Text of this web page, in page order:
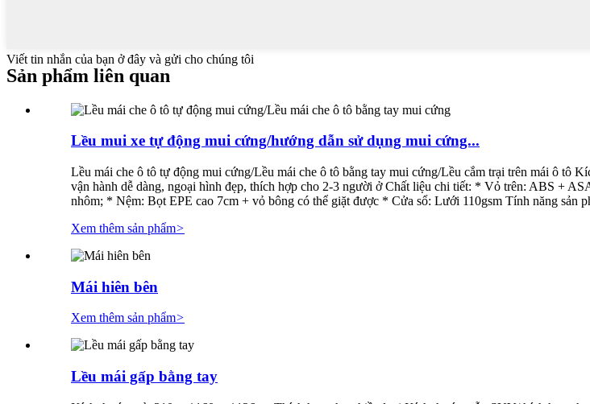
Viết tin nhắn của bạn ở đây và gửi cho chúng tôi
Sản phẩm liên quan
Lều mui xe tự động mui cứng/hướng dẫn sử dụng mui cứng...
Lều mái che ô tô tự động mui cứng/Lều mái che ô tô bằng tay mui cứng/Lều cắm trại trên mái ô tô
vận hành dễ dàng, ngoại hình đẹp, thích hợp cho 2-3 người ở Chất liệu chi tiết: * Vỏ trên: ABS +
nhôm; * Nệm: Bọt EPE cao 7cm + vỏ bông có thể giặt được * Cửa sổ: Lưới 110gsm Tính năng sản
Xem thêm sản phẩm>
Mái hiên bên
Xem thêm sản phẩm>
Lều mái gấp bằng tay